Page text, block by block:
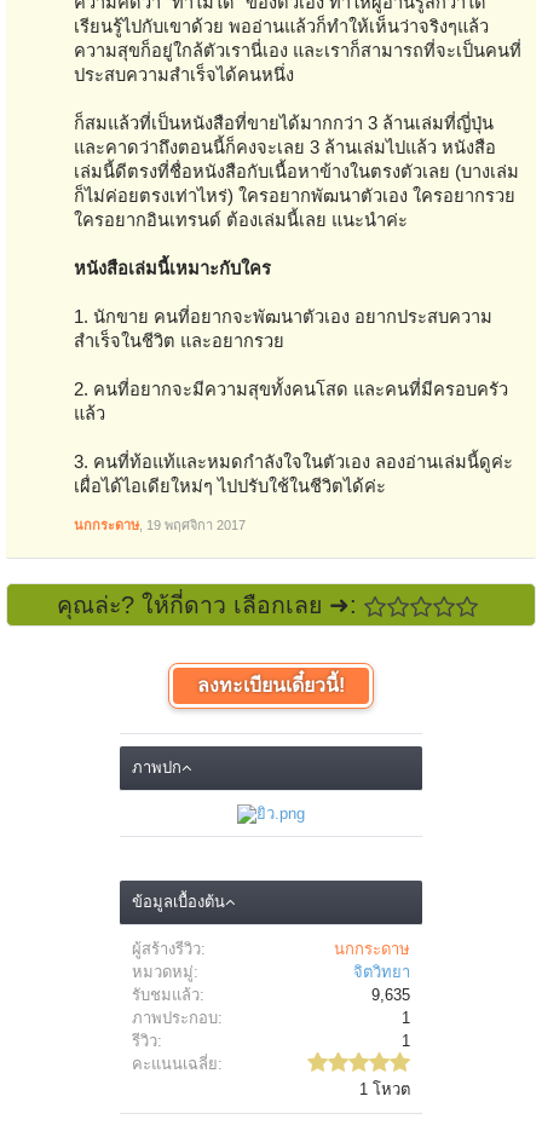
เรียนรู้ไปกับเขาด้วย พออ่านแล้วก็ทำให้เห็นว่าจริงๆแล้ว
ความสุขก็อยู่ใกล้ตัวเรานี่เอง และเราก็สามารถที่จะเป็นคนที่
ประสบความสำเร็จได้คนหนึ่ง
ก็สมแล้วที่เป็นหนังสือที่ขายได้มากกว่า 3 ล้านเล่มที่ญี่ปุ่น
และคาดว่าถึงตอนนี้ก็คงจะเลย 3 ล้านเล่มไปแล้ว หนังสือ
เล่มนี้ดีตรงที่ชื่อหนังสือกับเนื้อหาข้างในตรงตัวเลย (บางเล่ม
ก็ไม่ค่อยตรงเท่าไหร่) ใครอยากพัฒนาตัวเอง ใครอยากรวย
ใครอยากอินเทรนด์ ต้องเล่มนี้เลย แนะนำค่ะ
หนังสือเล่มนี้เหมาะกับใคร
1. นักขาย คนที่อยากจะพัฒนาตัวเอง อยากประสบความ
สำเร็จในชีวิต และอยากรวย
2. คนที่อยากจะมีความสุขทั้งคนโสด และคนที่มีครอบครัว
แล้ว
3. คนที่ท้อแท้และหมดกำลังใจในตัวเอง ลองอ่านเล่มนี้ดูค่ะ
เผื่อได้ไอเดียใหม่ๆ ไปปรับใช้ในชีวิตได้ค่ะ
นกกระดาษ 19 พฤศจิกา 2017
คุณล่ะ? ให้กี่ดาว เลือกเลย ➜:
ลงทะเบียนเดี๋ยวนี้!
ภาพปก
ข้อมูลเบื้องต้น
ผู้สร้างรีวิว:
นกกระดาษ
หมวดหมู่:
จิตวิทยา
รับชมแล้ว:
9,635
ภาพประกอบ:
1
รีวิว:
1
คะแนนเฉลี่ย:
1 โหวต